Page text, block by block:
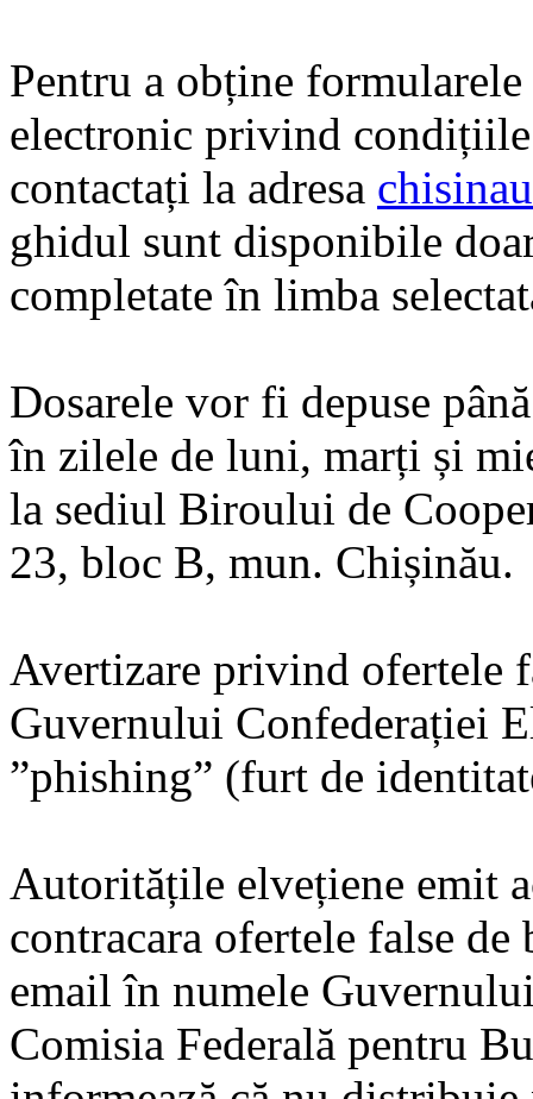
Pentru a obține
electronic privind condițiile
contactați la adresa
ghidul sunt disponibile
completate în limba
Dosarele vor fi depuse
în zilele de luni, marți și
la sediul Biroului de
23, bloc B, mun. Chișinău.
Avertizare privind ofertele
Guvernului Confederației
”phishing” (furt de
Autoritățile elvețiene emit
contracara ofertele false
email în numele
Comisia Federală pentru